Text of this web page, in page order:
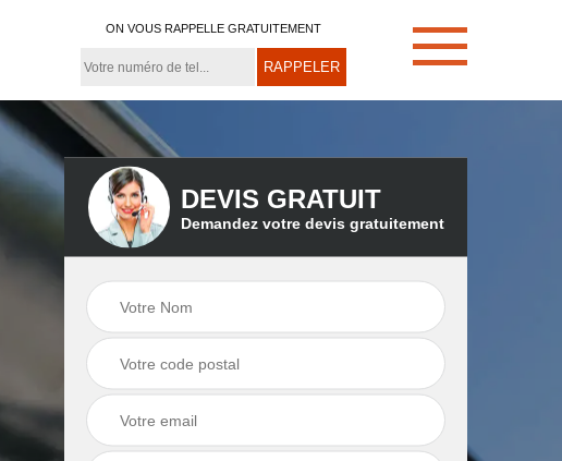
ON VOUS RAPPELLE GRATUITEMENT
Démoussage de
Couvreur zingueur
DEVIS GRATUIT
Demandez votre devis gratuitement